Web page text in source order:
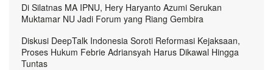
Di Silatnas MA IPNU, Hery Haryanto Azumi Serukan
Muktamar NU Jadi Forum yang Riang Gembira
Diskusi DeepTalk Indonesia Soroti Reformasi Kejaksaan,
Proses Hukum Febrie Adriansyah Harus Dikawal Hingga
Tuntas